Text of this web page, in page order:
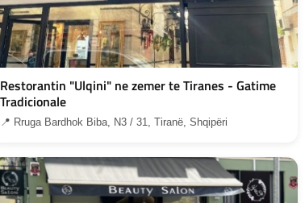
Restorantin "Ulqini" ne zemer te Tiranes - Gatime
Tradicionale
📍 Rruga Bardhok Biba, N3 / 31, Tiranë, Shqipëri